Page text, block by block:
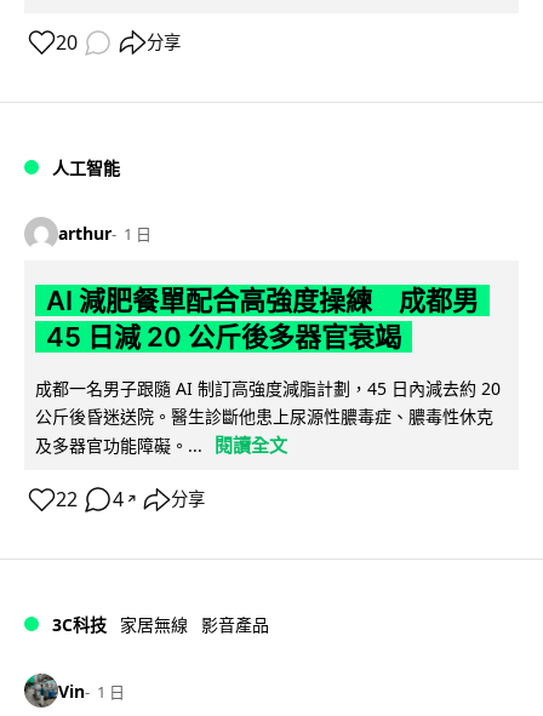
20 分享
人工智能
arthur 1 日
AI 減肥餐單配合高強度操練 成都男
45 日減 20 公斤後多器官衰竭
成都一名男子跟隨 AI 制訂高強度減脂計劃，45 日內減去約 20
公斤後昏迷送院。醫生診斷他患上尿源性膿毒症、膿毒性休克
及多器官功能障礙。...
閱讀全文
22 4 ↗ 分享
3C科技 家居無線 影音產品
Vin 1 日